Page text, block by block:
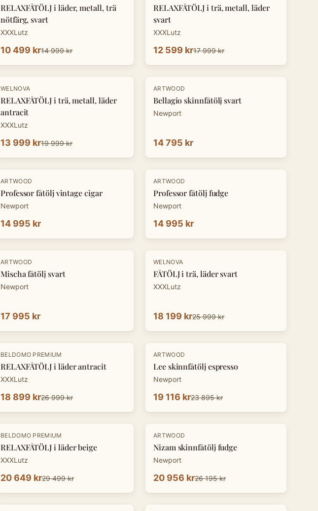
RELAXFÅTÖLJ i läder, metall, trä
nötfärg, svart
XXXLutz
10 499 kr14 999 kr
RELAXFÅTÖLJ i trä, metall, läder
svart
XXXLutz
12 599 kr17 999 kr
-30 %
WELNOVA
RELAXFÅTÖLJ i trä, metall, läder
antracit
XXXLutz
13 999 kr19 999 kr
ARTWOOD
Bellagio skinnfåtölj svart
Newport
14 795 kr
ARTWOOD
Professor fåtölj vintage cigar
Newport
14 995 kr
ARTWOOD
Professor fåtölj fudge
Newport
14 995 kr
ARTWOOD
Mischa fåtölj svart
Newport
17 995 kr
-30 %
WELNOVA
FÅTÖLJ i trä, läder svart
XXXLutz
18 199 kr25 999 kr
-30 %
BELDOMO PREMIUM
RELAXFÅTÖLJ i läder antracit
XXXLutz
18 899 kr26 999 kr
-20%
ARTWOOD
Lee skinnfåtölj espresso
Newport
19 116 kr23 895 kr
-30 %
BELDOMO PREMIUM
RELAXFÅTÖLJ i läder beige
XXXLutz
20 649 kr29 499 kr
-20%
ARTWOOD
Nizam skinnfåtölj fudge
Newport
20 956 kr26 195 kr